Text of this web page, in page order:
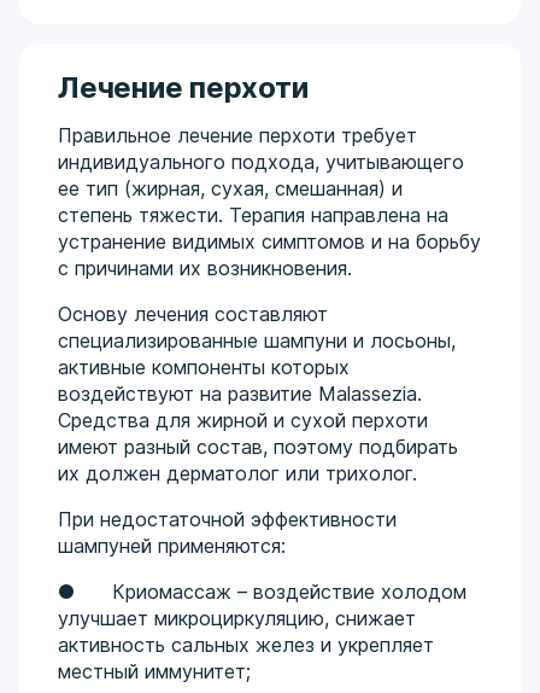
Лечение перхоти
Правильное лечение перхоти требует
индивидуального подхода, учитывающего
ее тип (жирная, сухая, смешанная) и
степень тяжести. Терапия направлена на
устранение видимых симптомов и на борьбу
с причинами их возникновения.
Основу лечения составляют
специализированные шампуни и лосьоны,
активные компоненты которых
воздействуют на развитие Malassezia.
Средства для жирной и сухой перхоти
имеют разный состав, поэтому подбирать
их должен дерматолог или трихолог.
При недостаточной эффективности
шампуней применяются:
● Криомассаж – воздействие холодом
улучшает микроциркуляцию, снижает
активность сальных желез и укрепляет
местный иммунитет;